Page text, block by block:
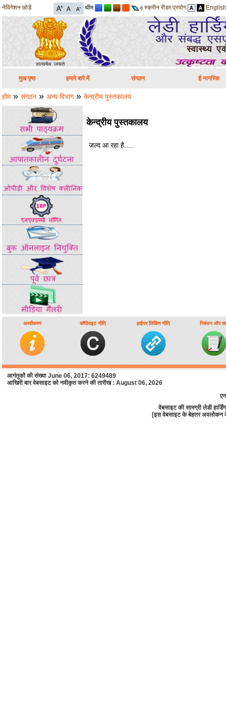
नेविगेशन छोड़ें थीम स्क्रीन रीडर प्रयोग English
मुख पृष्ठ हमारे बारे में संगठन ई नागरिक
होम» संगठन » अन्य विभाग» केन्द्रीय पुस्तकालय
केन्द्रीय पुस्तकालय
जल्द आ रहा है.....
अस्वीकरण कॉपीराइट नीति हाईपर लिंकिंग नीति निबंधन और
आगंतुकों की संख्या June 06, 2017: 6249489
आखिरी बार वेबसाइट को नवीकृत करने की तारीख : August 06, 2026
वेबसाइट की सामग्री लेडी
[इस वेबसाइट के बेहतर अवलोकन